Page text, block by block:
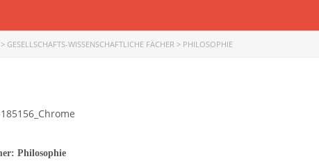
> GESELLSCHAFTS-WISSENSCHAFTLICHE FÄCHER > PHILOSOPHIE
Philosophie